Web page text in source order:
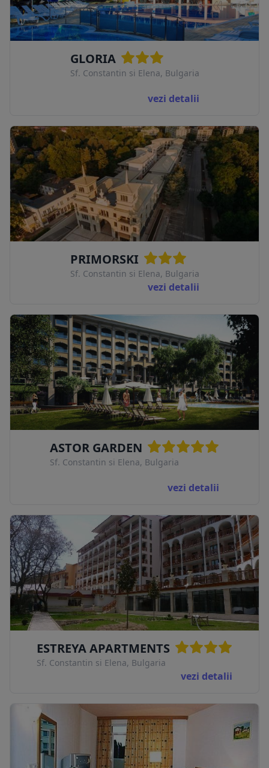
GLORIA
Sf. Constantin si Elena, Bulgaria
vezi detalii
PRIMORSKI
Sf. Constantin si Elena, Bulgaria
vezi detalii
ASTOR GARDEN
Sf. Constantin si Elena, Bulgaria
vezi detalii
ESTREYA APARTMENTS
Sf. Constantin si Elena, Bulgaria
vezi detalii